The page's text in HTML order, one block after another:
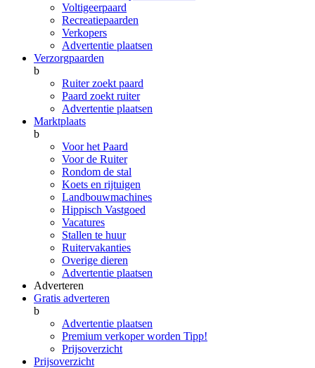
Voltigeerpaard
Recreatiepaarden
Verkopers
Advertentie plaatsen
Verzorgpaarden
b
Ruiter zoekt paard
Paard zoekt ruiter
Advertentie plaatsen
Marktplaats
b
Voor het Paard
Voor de Ruiter
Rondom de stal
Koets en rijtuigen
Landbouwmachines
Hippisch Vastgoed
Vacatures
Stallen te huur
Ruitervakanties
Overige dieren
Advertentie plaatsen
Adverteren
Gratis adverteren
b
Advertentie plaatsen
Premium verkoper worden Tipp!
Prijsoverzicht
Prijsoverzicht